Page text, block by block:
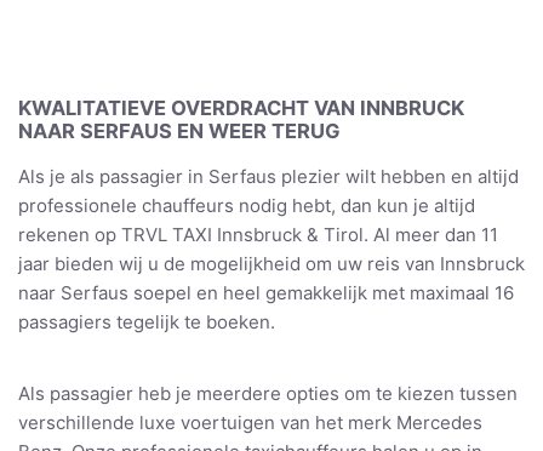
KWALITATIEVE OVERDRACHT VAN INNBRUCK
NAAR SERFAUS EN WEER TERUG
Als je als passagier in Serfaus plezier wilt hebben en altijd
professionele chauffeurs nodig hebt, dan kun je altijd
rekenen op TRVL TAXI Innsbruck & Tirol. Al meer dan 11
jaar bieden wij u de mogelijkheid om uw reis van Innsbruck
naar Serfaus soepel en heel gemakkelijk met maximaal 16
passagiers tegelijk te boeken.
Als passagier heb je meerdere opties om te kiezen tussen
verschillende luxe voertuigen van het merk Mercedes